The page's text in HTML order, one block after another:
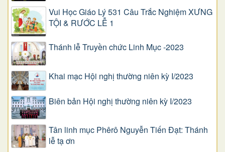
Vui Học Giáo Lý 531 Câu Trắc Nghiệm XƯNG
TỘI & RƯỚC LỄ 1
Thánh lễ Truyền chức Linh Mục -2023
Khai mạc Hội nghị thường niên kỳ I/2023
Biên bản Hội nghị thường niên kỳ I/2023
Tân linh mục Phêrô Nguyễn Tiến Đạt: Thánh
lễ tạ ơn